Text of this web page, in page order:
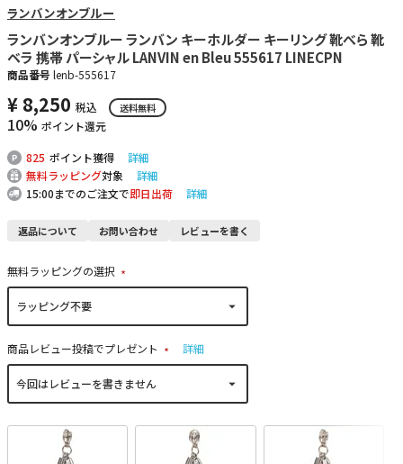
ランバンオンブルー
ランバンオンブルー ランバン キーホルダー キーリング 靴べら 靴
ベラ 携帯 パーシャル LANVIN en Bleu 555617 LINECPN
商品番号 lenb-555617
¥ 8,250 税込 送料無料
10% ポイント還元
825 ポイント獲得
詳細
無料ラッピング対象
詳細
15:00までのご注文で即日出荷 詳細
返品について お問い合わせ レビューを書く
無料ラッピングの選択
(
商品レビュー投稿でプレゼント
(
詳細